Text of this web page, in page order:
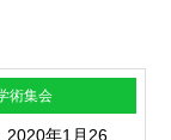
術集会
2020年1月26